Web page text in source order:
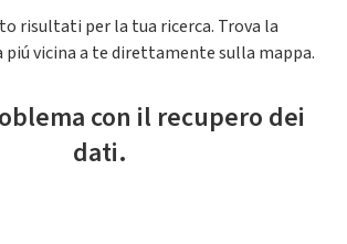
risultati per la tua ricerca. Trova la
piú vicina a te direttamente sulla mappa.
con il recupero dei
dati.